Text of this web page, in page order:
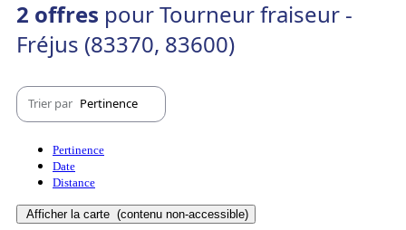
2 offres pour Tourneur fraiseur -
Fréjus (83370, 83600)
Trier par Pertinence
Pertinence
Date
Distance
Afficher la carte (contenu non-accessible)